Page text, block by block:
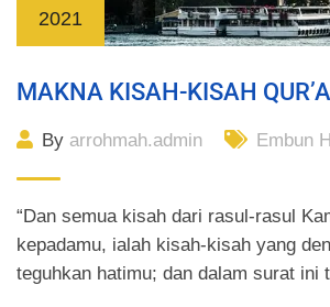
2021
MAKNA KISAH-KISAH
By arrohmah.admin Embun
“Dan semua kisah dari rasul-rasul
kepadamu, ialah kisah-kisah yang
teguhkan hatimu; dan dalam surat